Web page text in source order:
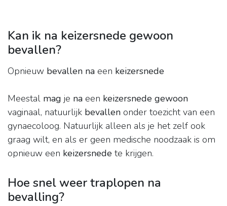
Kan ik na keizersnede gewoon
bevallen?
Opnieuw bevallen na een keizersnede
Meestal mag je na een keizersnede gewoon
vaginaal, natuurlijk bevallen onder toezicht van een
gynaecoloog. Natuurlijk alleen als je het zelf ook
graag wilt, en als er geen medische noodzaak is om
opnieuw een keizersnede te krijgen.
Hoe snel weer traplopen na
bevalling?